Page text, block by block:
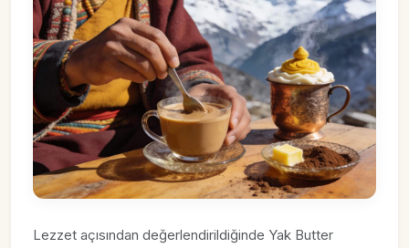
Lezzet açısından değerlendirildiğinde Yak Butter